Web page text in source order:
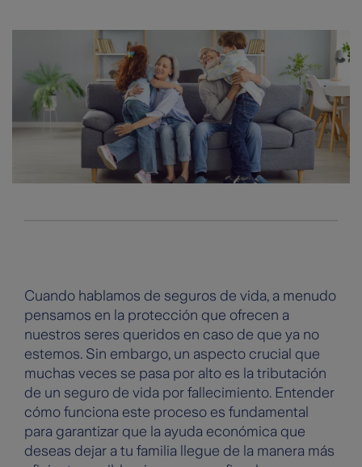
Cuando hablamos de seguros de vida, a menudo
pensamos en la protección que ofrecen a
nuestros seres queridos en caso de que ya no
estemos. Sin embargo, un aspecto crucial que
muchas veces se pasa por alto es la tributación
de un seguro de vida por fallecimiento. Entender
cómo funciona este proceso es fundamental
para garantizar que la ayuda económica que
deseas dejar a tu familia llegue de la manera más